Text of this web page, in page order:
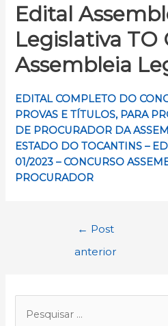
Edital
Legislativa TO
Assembleia
EDITAL COMPLETO DO
PROVAS E TÍTULOS, PARA
DE PROCURADOR DA
ESTADO DO TOCANTINS –
01/2023 – CONCURSO
PROCURADOR
Navegação
← Post
anterior